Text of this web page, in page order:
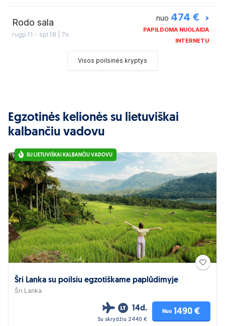
Rodo sala
rugp.11 - spl.18 | 7n.
nuo 474 € >
PAPILDOMA NUOLAIDA
INTERNETU
Visos poilsinės kryptys
Egzotinės kelionės su lietuviškai
kalbančiu vadovu
SU LIETUVIŠKAI KALBANČIU VADOVU
Šri Lanka su poilsiu egzotiškame paplūdimyje
Šri Lanka
14d.
Su skrydžiu 2440 €
Nuo 1490 €